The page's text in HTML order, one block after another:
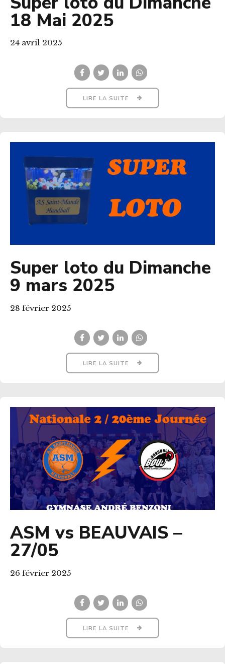
18 Mai 2025
24 avril 2025
LIRE LA SUITE
Super loto du Dimanche
9 mars 2025
28 février 2025
LIRE LA SUITE
ASM vs BEAUVAIS –
27/05
26 février 2025
LIRE LA SUITE